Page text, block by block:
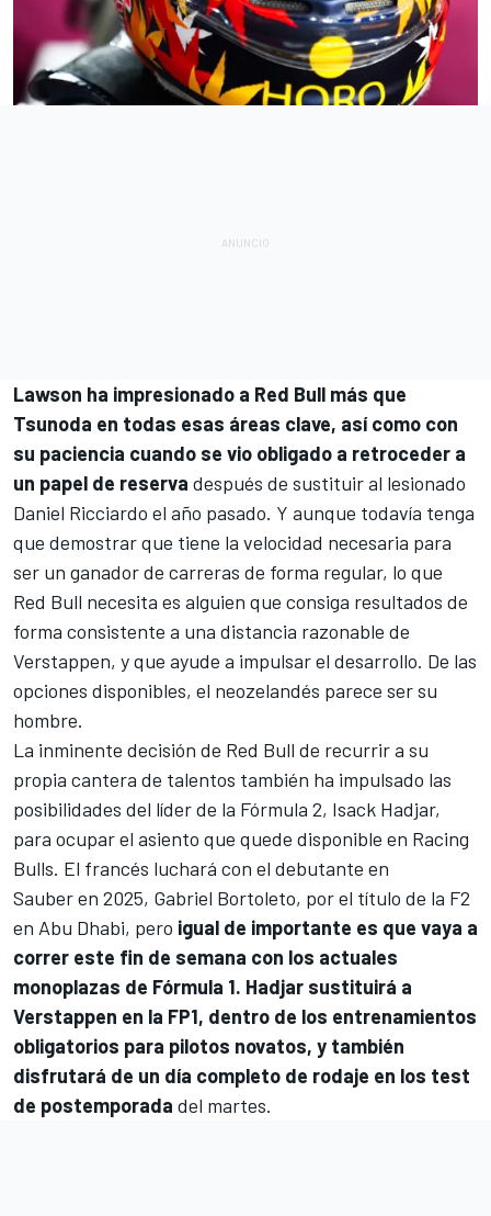
Lawson ha impresionado a Red Bull más que
Tsunoda en todas esas áreas clave, así como con
su paciencia cuando se vio obligado a retroceder a
un papel de reserva después de sustituir al lesionado
Daniel Ricciardo el año pasado. Y aunque todavía tenga
que demostrar que tiene la velocidad necesaria para
ser un ganador de carreras de forma regular, lo que
Red Bull necesita es alguien que consiga resultados de
forma consistente a una distancia razonable de
Verstappen, y que ayude a impulsar el desarrollo. De las
opciones disponibles, el neozelandés parece ser su
hombre.
La inminente decisión de Red Bull de recurrir a su
propia cantera de talentos también ha impulsado las
posibilidades del líder de la Fórmula 2, Isack Hadjar,
para ocupar el asiento que quede disponible en Racing
Bulls. El francés luchará con el debutante en
Sauberen 2025, Gabriel Bortoleto, por el título de la F2
en Abu Dhabi, pero igual de importante es que vaya a
correr este fin de semana con los actuales
monoplazas de Fórmula 1. Hadjar sustituirá a
Verstappen en la FP1, dentro de los entrenamientos
obligatorios para pilotos novatos, y también
disfrutará de un día completo de rodaje en los test
de postemporada del martes.